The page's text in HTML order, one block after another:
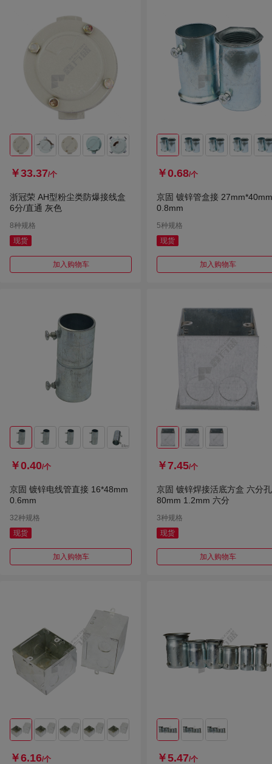
￥33.37/个
浙冠荣 AH型粉尘类防爆接线盒
6分/直通 灰色
8种规格
现货
加入购物车
￥0.68/个
京固 镀锌管盒接 27mm*40mm
0.8mm
5种规格
现货
加入购物车
￥0.40/个
京固 镀锌电线管直接 16*48mm
0.6mm
32种规格
现货
加入购物车
￥7.45/个
京固 镀锌焊接活底方盒 六分孔
80mm 1.2mm 六分
3种规格
现货
加入购物车
￥6.16/个 ￥5.47/个